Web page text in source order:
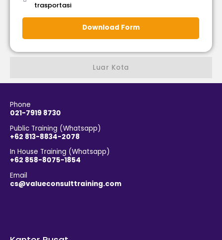
Luar Kota
trasportasi
Download Form
Phone
021-7919 8730
Public Training (Whatsapp)
+62 813-8834-2078
In House Training (Whatsapp)
+62 858-8075-1854
Email
cs@valueconsulttraining.com